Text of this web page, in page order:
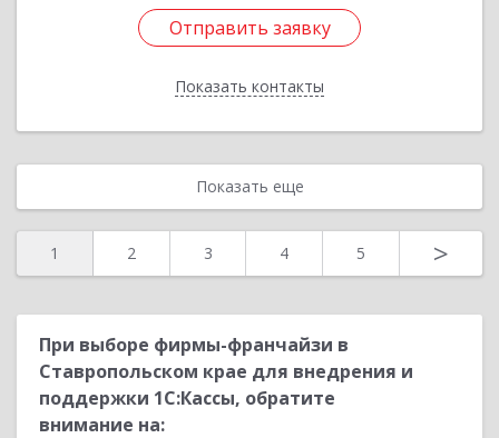
Отправить заявку
Показать контакты
Отправить заявку
Назад
Показать еще
1 2 3 4 5 >
При выборе фирмы-франчайзи в
Ставропольском крае для внедрения и
поддержки 1С:Кассы, обратите
внимание на: